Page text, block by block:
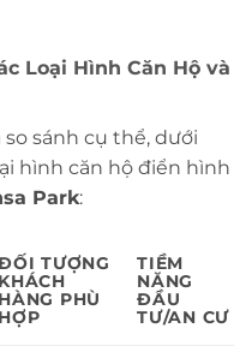
Loại Hình Căn Hộ và
sánh cụ thể, dưới
hình căn hộ điển hình
Park:
TƯỢNG
KHÁCH
HÀNG PHÙ
HỢP
TIỀM
NĂNG
ĐẦU
TƯ/AN CƯ